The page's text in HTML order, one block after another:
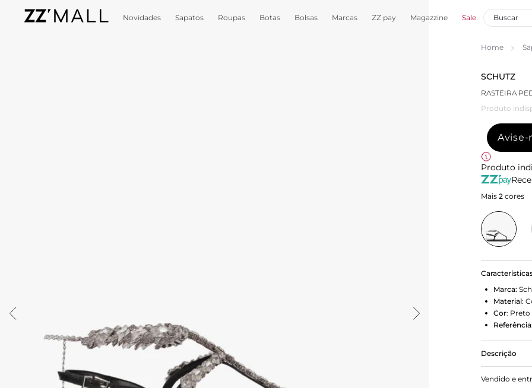
Novidades Sapatos Roupas Botas Bolsas Marcas ZZ pay Magazzine Sale
Home
SCHUTZ
RASTEIRA
Produto
Avise-
Produto
Mais 2 cores
Marca:
Material:
Cor: Preto
Referência:
Descrição
Esta
look de
Vendido e